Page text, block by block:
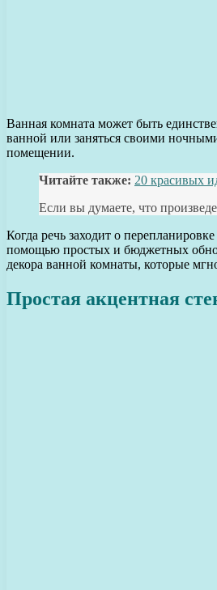
Ванная комната может быть
ванной или заняться своими
помещении.
Читайте также: 20 красивых
Если вы думаете, что
Когда речь заходит о
помощью простых и бюджетных
декора ванной комнаты, которые
Простая акцентная